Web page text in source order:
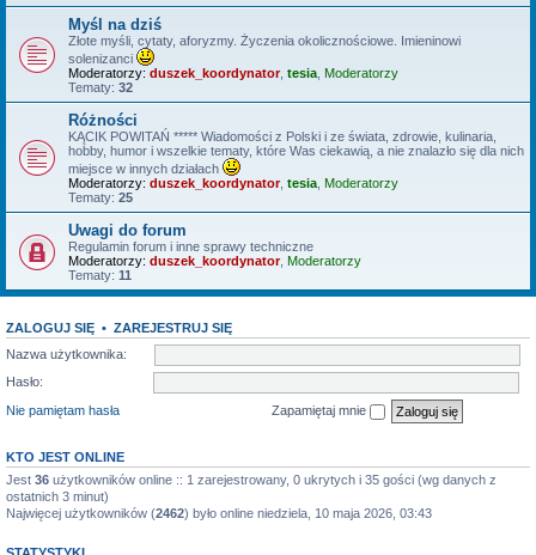
Myśl na dziś
Złote myśli, cytaty, aforyzmy. Życzenia okolicznościowe. Imieninowi
solenizanci
Moderatorzy: duszek_koordynator, tesia Moderatorzy
Tematy: 32
Różności
KĄCIK POWITAŃ ***** Wiadomości z Polski i ze świata, zdrowie, kulinaria,
hobby, humor i wszelkie tematy, które Was ciekawią, a nie znalazło się dla nich
miejsce w innych działach
Moderatorzy: duszek_koordynator, tesia Moderatorzy
Tematy: 25
Uwagi do forum
Regulamin forum i inne sprawy techniczne
Moderatorzy: duszek_koordynator, Moderatorzy
Tematy: 11
ZALOGUJ SIĘ • ZAREJESTRUJ SIĘ
Nazwa użytkownika:
Hasło:
Nie pamiętam hasła
Zapamiętaj mnie
KTO JEST ONLINE
Jest 36 użytkowników online :: 1 zarejestrowany, 0 ukrytych i 35 gości (wg danych z
ostatnich 3 minut)
Najwięcej użytkowników (2462) było online niedziela, 10 maja 2026, 03:43
STATYSTYKI